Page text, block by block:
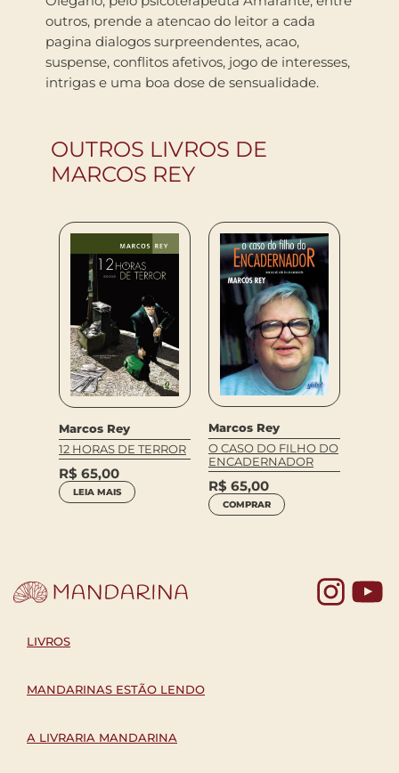
outros, prende a atencao do leitor a cada
pagina dialogos surpreendentes, acao,
suspense, conflitos afetivos, jogo de interesses,
intrigas e uma boa dose de sensualidade.
OUTROS LIVROS DE
MARCOS REY
Marcos Rey
12 HORAS DE TERROR
R$ 65,00
LEIA MAIS
Marcos Rey
O CASO DO FILHO DO
ENCADERNADOR
R$ 65,00
COMPRAR
LIVROS
MANDARINAS ESTÃO LENDO
A LIVRARIA MANDARINA